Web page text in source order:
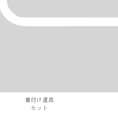
着付け道具
セット